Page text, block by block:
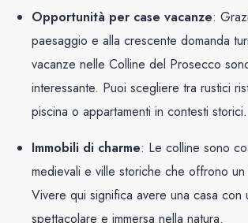
Opportunità per case vacanze:
paesaggio e alla crescente domanda
vacanze nelle Colline del Prosecco
interessante. Puoi scegliere tra rustici
piscina o appartamenti in contesti storici.
Immobili di charme: Le colline sono
medievali e ville storiche che offrono
Vivere qui significa avere una casa con
spettacolare e immersa nella natura.